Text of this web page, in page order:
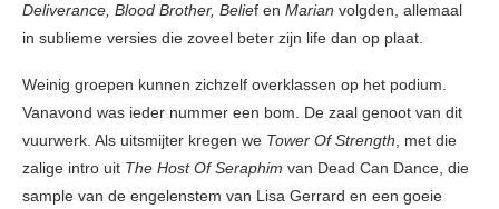
Deliverance, Blood Brother, Belief en Marian volgden, allemaal
in sublieme versies die zoveel beter zijn life dan op plaat.
Weinig groepen kunnen zichzelf overklassen op het podium.
Vanavond was ieder nummer een bom. De zaal genoot van dit
vuurwerk. Als uitsmijter kregen we Tower Of Strength, met die
zalige intro uit The Host Of Seraphim van Dead Can Dance, die
sample van de engelenstem van Lisa Gerrard en een goeie